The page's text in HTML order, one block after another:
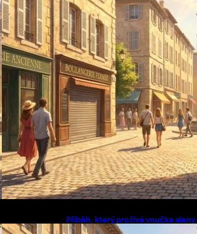
Příběh, který prožívá vnučka aleny
vránové